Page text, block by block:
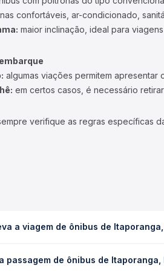
confortáveis, ar-condicionado,
maior inclinação, ideal para
algumas viações permitem
em certos casos, é necessário
verifique as regras específicas
a viagem de ônibus de
de tráfego. Na Quero Passagem
passagem de ônibus de Itaporanga,